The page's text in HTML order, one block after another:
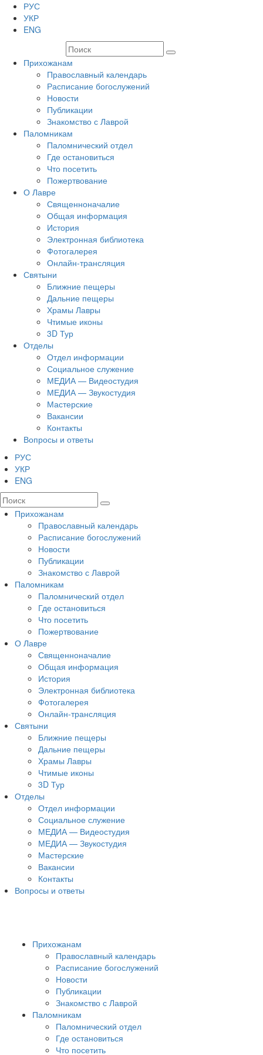
РУС
УКР
ENG
Прихожанам
Православный календарь
Расписание богослужений
Новости
Публикации
Знакомство с Лаврой
Паломникам
Паломнический отдел
Где остановиться
Что посетить
Пожертвование
О Лавре
Священноначалие
Общая информация
История
Электронная библиотека
Фотогалерея
Онлайн-трансляция
Святыни
Ближние пещеры
Дальние пещеры
Храмы Лавры
Чтимые иконы
3D Тур
Отделы
Отдел информации
Социальное служение
МЕДИА — Видеостудия
МЕДИА — Звукостудия
Мастерские
Вакансии
Контакты
Вопросы и ответы
РУС
УКР
ENG
Прихожанам
Православный календарь
Расписание богослужений
Новости
Публикации
Знакомство с Лаврой
Паломникам
Паломнический отдел
Где остановиться
Что посетить
Пожертвование
О Лавре
Священноначалие
Общая информация
История
Электронная библиотека
Фотогалерея
Онлайн-трансляция
Святыни
Ближние пещеры
Дальние пещеры
Храмы Лавры
Чтимые иконы
3D Тур
Отделы
Отдел информации
Социальное служение
МЕДИА — Видеостудия
МЕДИА — Звукостудия
Мастерские
Вакансии
Контакты
Вопросы и ответы
Прихожанам
Православный календарь
Расписание богослужений
Новости
Публикации
Знакомство с Лаврой
Паломникам
Паломнический отдел
Где остановиться
Что посетить